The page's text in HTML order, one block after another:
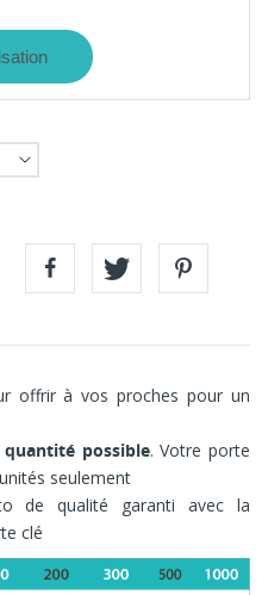
offrir à vos proches pour un
possible. Votre porte
seulement
de qualité garanti avec la
clé
D'ENVIES
ajouter des produits à